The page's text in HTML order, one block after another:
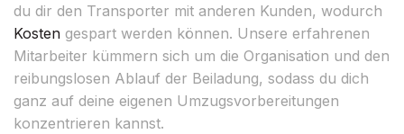
du dir den Transporter mit anderen Kunden, wodurch
Kosten gespart werden können. Unsere erfahrenen
Mitarbeiter kümmern sich um die Organisation und den
reibungslosen Ablauf der Beiladung, sodass du dich
ganz auf deine eigenen Umzugsvorbereitungen
konzentrieren kannst.